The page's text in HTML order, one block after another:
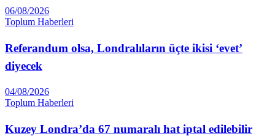
06/08/2026
Toplum Haberleri
Referandum olsa, Londralıların üçte ikisi ‘evet’
diyecek
04/08/2026
Toplum Haberleri
Kuzey Londra’da 67 numaralı hat iptal edilebilir